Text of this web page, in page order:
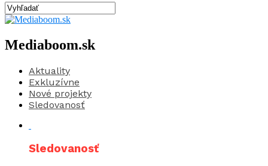
Mediaboom.sk
Aktuality
Exkluzívne
Nové projekty
Sledovanosť
Sledovanosť